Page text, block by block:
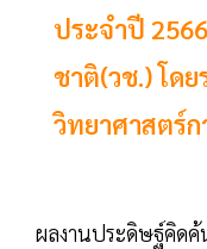
ประจำปี
ชาติ(วช.) โด
วิทยาศาสตร์
ผลงานประดิษฐ์คิด